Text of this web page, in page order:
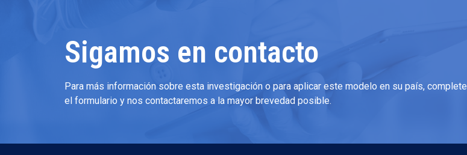
Sigamos en contacto
Para más información sobre esta investigación o para aplicar este modelo en su país, complete
el formulario y nos contactaremos a la mayor brevedad posible.